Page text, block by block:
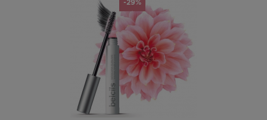
-29%